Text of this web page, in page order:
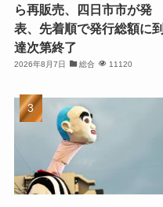
ら再販売、四日市市が発
表、先着順で発行総額に到
達次第終了
2026年8月7日 総合 11120